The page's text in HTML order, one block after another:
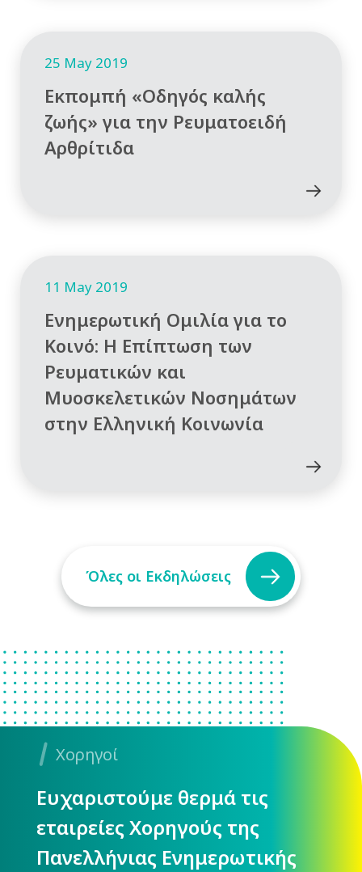
25 May 2019
Εκπομπή «Οδηγός καλής
ζωής» για την Ρευματοειδή
Αρθρίτιδα
11 May 2019
Ενημερωτική Ομιλία για το
Κοινό: Η Επίπτωση των
Ρευματικών και
Μυοσκελετικών Νοσημάτων
στην Ελληνική Κοινωνία
Όλες οι Εκδηλώσεις
Χορηγοί
Ευχαριστούμε θερμά τις
εταιρείες Χορηγούς της
Πανελλήνιας Ενημερωτικής